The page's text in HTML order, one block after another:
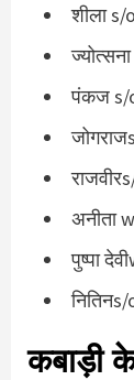
शीला
पंकज s/
अनीता
पुष्पा
कबाड़ी